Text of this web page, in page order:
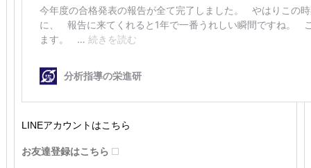
LINEアカウントはこちら
お友達登録はこちら